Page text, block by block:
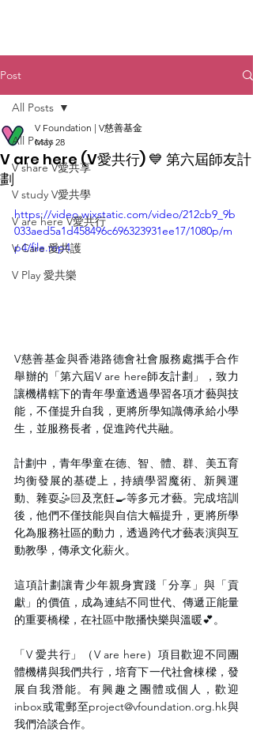
Post
All Posts
V share V愛共享
V study V愛共學
V are here V愛共行
V Care 愛共護
V Play 愛共樂
All Posts
V are here (V愛共行) 💙 第六屆師友計
劃
V Foundation | V慈善基金
May 28
https://video.wixstatic.com/video/212cb9_9b
033aed5a1d458496c696323931ee17/1080p/m
p4/file.mp4
V慈善基金與香港路德會社會服務處攜手合作
舉辦的「第六屆V are here師友計劃」，致力
讓機構轄下的青年學童透過學習各項才藝與技
能，不僅提升自我，更將所學知識傳承給小學
生，並服務長者，促進跨代共融。
計劃中，青年學童在德、智、體、群、美五育
均衡發展的基礎上，持續學習魔術、新興運
動、雜耍🤹🏻及烹飪🍳等多元才藝。完成培訓
後，他們不僅技能與自信大幅提升，更將所學
化為服務社區的動力，透過跨代才藝表演與互
動教學，傳承文化薪火。
這項計劃讓青少年親身實踐「分享」與「貢
獻」的價值，成為連結不同世代、傳遞正能量
的重要橋樑，在社區中散播快樂與溫暖💕。
「V 愛共行」（V are here）項目歡迎不同團
體機構與我們共行，培育下一代社會棟樑，發
展自我潛能。有興趣之團體或個人，歡迎
inbox或電郵至project@vfoundation.org.hk與
我們洽談合作。